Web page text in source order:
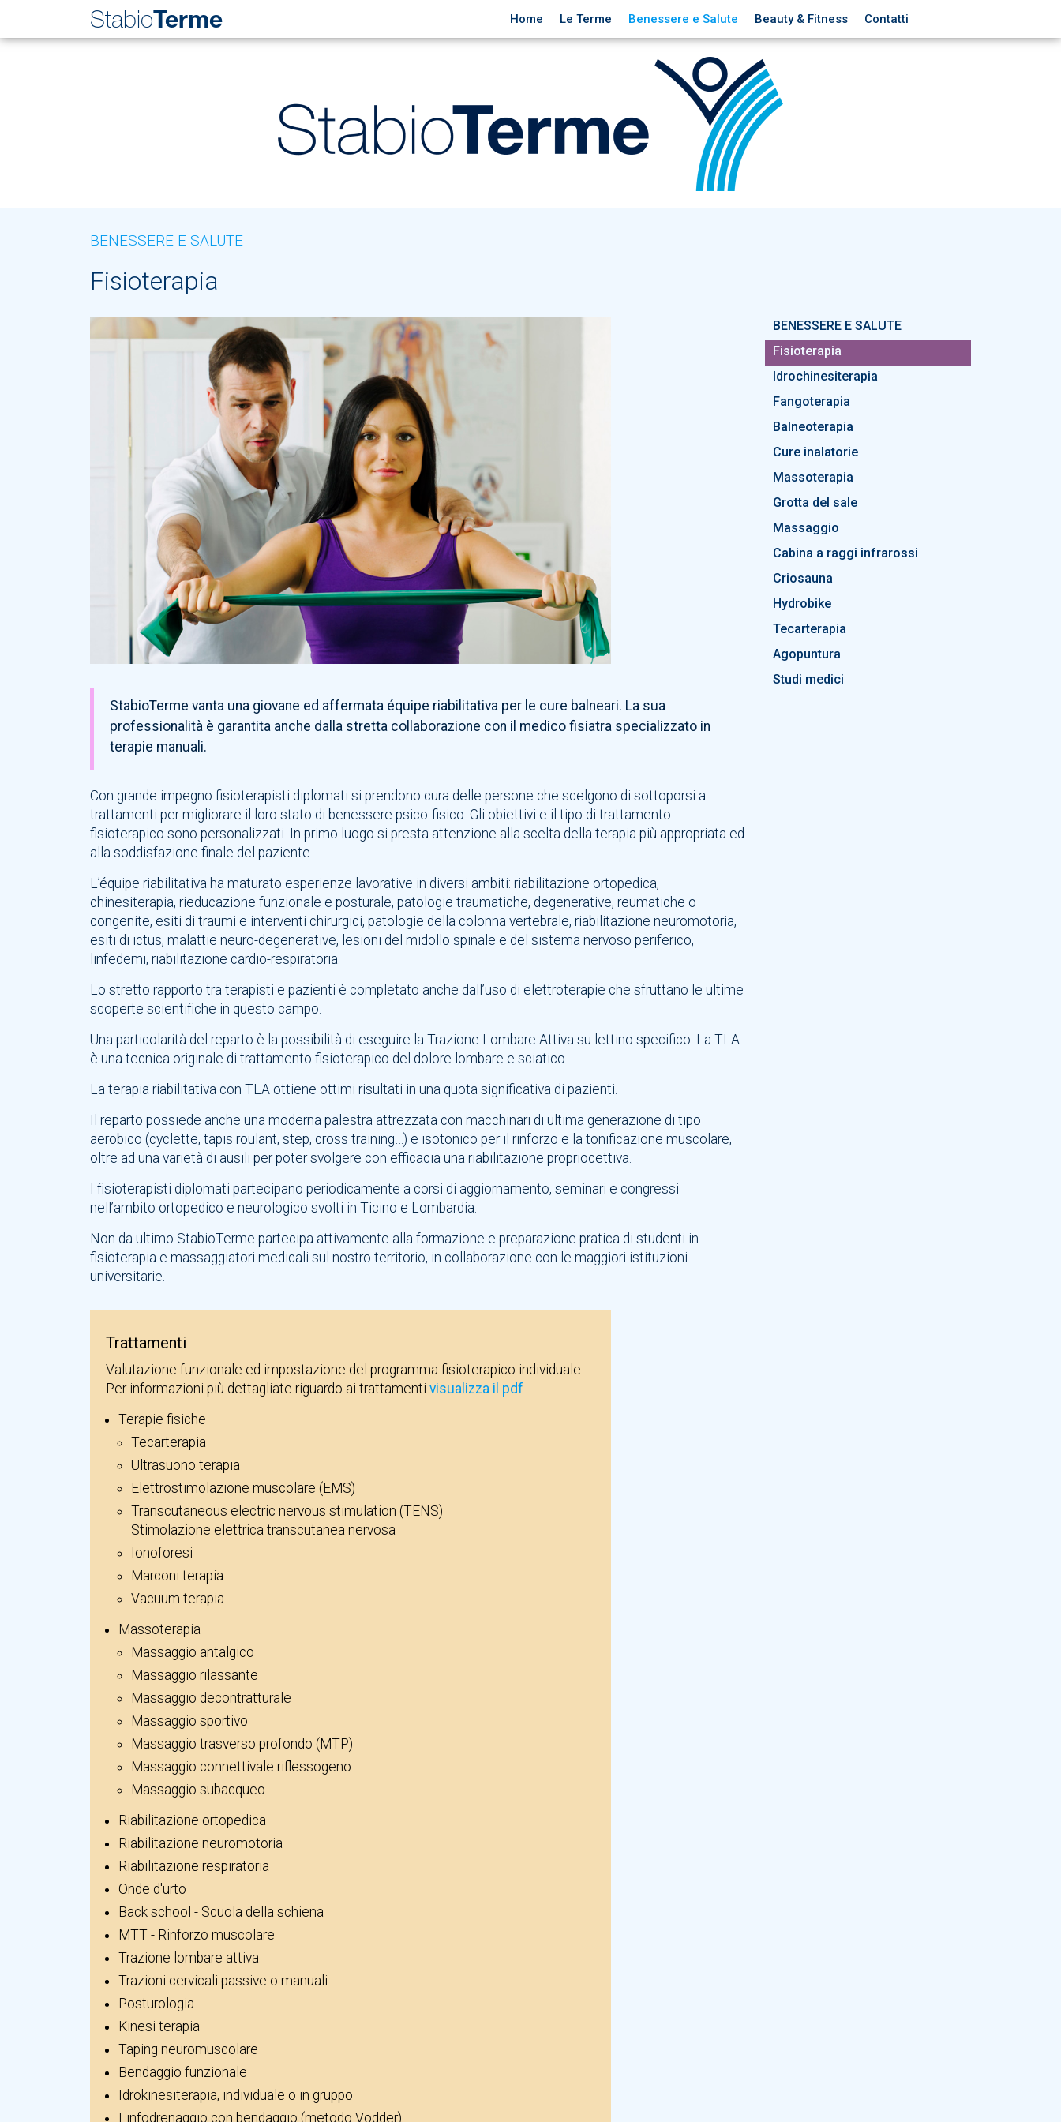
Stabio Terme Home Le Terme Benessere e Salute Beauty & Fitness Contatti
BENESSERE E SALUTE
Fisioterapia
StabioTerme vanta una giovane ed affermata équipe riabilitativa per le cure balneari. La sua
professionalità è garantita anche dalla stretta collaborazione con il medico fisiatra specializzato in
terapie manuali.
Con grande impegno fisioterapisti diplomati si prendono cura delle persone che scelgono di sottoporsi a
trattamenti per migliorare il loro stato di benessere psico-fisico. Gli obiettivi e il tipo di trattamento
fisioterapico sono personalizzati. In primo luogo si presta attenzione alla scelta della terapia più appropriata ed
alla soddisfazione finale del paziente.
L’équipe riabilitativa ha maturato esperienze lavorative in diversi ambiti: riabilitazione ortopedica,
chinesiterapia, rieducazione funzionale e posturale, patologie traumatiche, degenerative, reumatiche o
congenite, esiti di traumi e interventi chirurgici, patologie della colonna vertebrale, riabilitazione neuromotoria,
esiti di ictus, malattie neuro-degenerative, lesioni del midollo spinale e del sistema nervoso periferico,
linfedemi, riabilitazione cardio-respiratoria.
Lo stretto rapporto tra terapisti e pazienti è completato anche dall’uso di elettroterapie che sfruttano le ultime
scoperte scientifiche in questo campo.
Una particolarità del reparto è la possibilità di eseguire la Trazione Lombare Attiva su lettino specifico. La TLA
è una tecnica originale di trattamento fisioterapico del dolore lombare e sciatico.
La terapia riabilitativa con TLA ottiene ottimi risultati in una quota significativa di pazienti.
Il reparto possiede anche una moderna palestra attrezzata con macchinari di ultima generazione di tipo
aerobico (cyclette, tapis roulant, step, cross training…) e isotonico per il rinforzo e la tonificazione muscolare,
oltre ad una varietà di ausili per poter svolgere con efficacia una riabilitazione propriocettiva.
I fisioterapisti diplomati partecipano periodicamente a corsi di aggiornamento, seminari e congressi
nell’ambito ortopedico e neurologico svolti in Ticino e Lombardia.
Non da ultimo StabioTerme partecipa attivamente alla formazione e preparazione pratica di studenti in
fisioterapia e massaggiatori medicali sul nostro territorio, in collaborazione con le maggiori istituzioni
universitarie.
Trattamenti
Valutazione funzionale ed impostazione del programma fisioterapico individuale.
Per informazioni più dettagliate riguardo ai trattamenti visualizza il pdf
Terapie fisiche
Tecarterapia
Ultrasuono terapia
Elettrostimolazione muscolare (EMS)
Transcutaneous electric nervous stimulation (TENS)
Stimolazione elettrica transcutanea nervosa
Ionoforesi
Marconi terapia
Vacuum terapia
Massoterapia
Massaggio antalgico
Massaggio rilassante
Massaggio decontratturale
Massaggio sportivo
Massaggio trasverso profondo (MTP)
Massaggio connettivale riflessogeno
Massaggio subacqueo
Riabilitazione ortopedica
Riabilitazione neuromotoria
Riabilitazione respiratoria
Onde d'urto
Back school - Scuola della schiena
MTT - Rinforzo muscolare
Trazione lombare attiva
Trazioni cervicali passive o manuali
Posturologia
Kinesi terapia
Taping neuromuscolare
Bendaggio funzionale
Idrokinesiterapia, individuale o in gruppo
Linfodrenaggio con bendaggio (metodo Vodder)
BENESSERE E SALUTE
Fisioterapia
Idrochinesiterapia
Fangoterapia
Balneoterapia
Cure inalatorie
Massoterapia
Grotta del sale
Massaggio
Cabina a raggi infrarossi
Criosauna
Hydrobike
Tecarterapia
Agopuntura
Studi medici